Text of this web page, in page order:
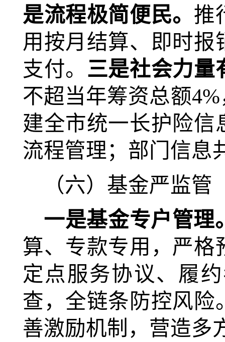
是流程极简便民。 推
用按月结算、即时
支付。 三是社会力量
不超当年筹资总额4%
建全市统一长护险信
流程管理；部门信息
（六）基金严监管
一是基金专户管理
算、专款专用，严格
定点服务协议、履
查，全链条防控风险
善激励机制，营造多